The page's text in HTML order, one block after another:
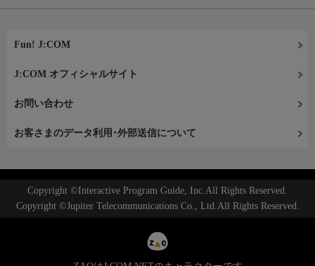
Fun! J:COM
J:COM オフィシャルサイト
お問い合わせ
お客さまのデータ利用･外部送信について
Copyright ©Interactive Program Guide, Inc.All Rights Reserved.
Copyright ©Jupiter Telecommunications Co., Ltd.All Rights Reserved.